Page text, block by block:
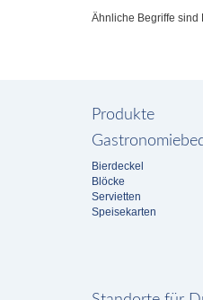
Ähnliche Begriffe sind
Produkte
Bierdeckel
Blöcke
Servietten
Speisekarten